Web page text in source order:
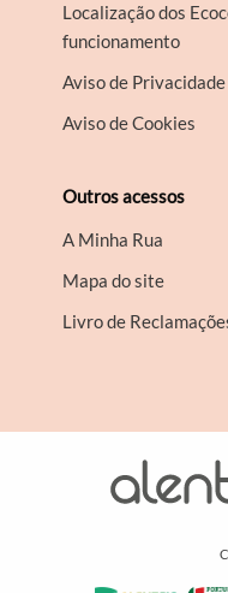
Localização dos
funcionamento
Aviso de Privacidade
Aviso de Cookies
Outros acessos
A Minha Rua
Mapa do site
Livro de